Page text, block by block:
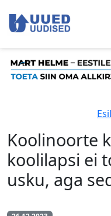
Koolinoorte
koolilapsi ei
usku, aga